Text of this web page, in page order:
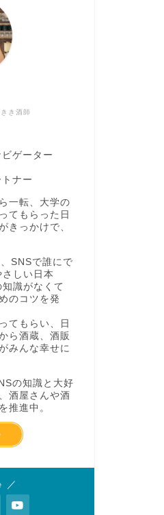
2020年7月16日
群馬泉 超特
本 ドキド
2019年10月20日
き酒師
ゲーター
ナー
一転、大学の
てもらった日
きっかけで、
SNSで誰にで
しい日本
識がなくて
のコツを発
てもらい、日
ら酒蔵、酒販
みんな幸せに
の知識と大好
酒屋さんや酒
推進中。
／